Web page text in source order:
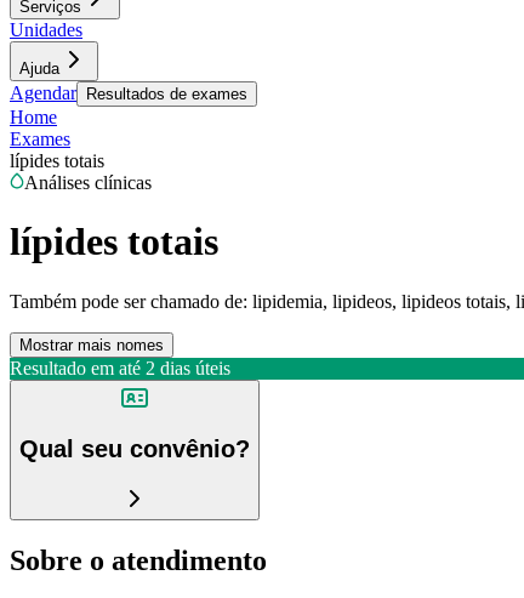
Serviços
Unidades
Ajuda
Agendar Resultados de exames
Home
Exames
lípides totais
Análises clínicas
lípides totais
Também pode ser chamado de: lipidemia, lipideos, lipideos totais,
Mostrar mais nomes
Resultado em até 2 dias úteis
Qual seu convênio?
Sobre o atendimento